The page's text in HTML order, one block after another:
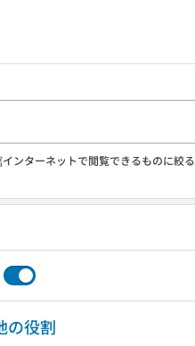
インターネットで閲覧できるものに絞る
の役割